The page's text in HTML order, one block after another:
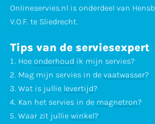
Onlineservies.nl is onderdeel van
V.O.F. te Sliedrecht.
Tips van de serviesexpert
Hoe onderhoud ik mijn servies?
Mag mijn servies in de vaatwasser?
Wat is jullie levertijd?
Kan het servies in de magnetron?
Waar zit jullie winkel?